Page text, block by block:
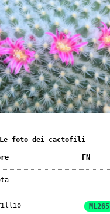
Le foto dei cactofili
FN
ML265